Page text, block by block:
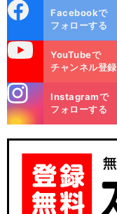
ok
Facebookで
フォローする
YouTubeで
チャンネル登録
m
Instagramで
フォローする